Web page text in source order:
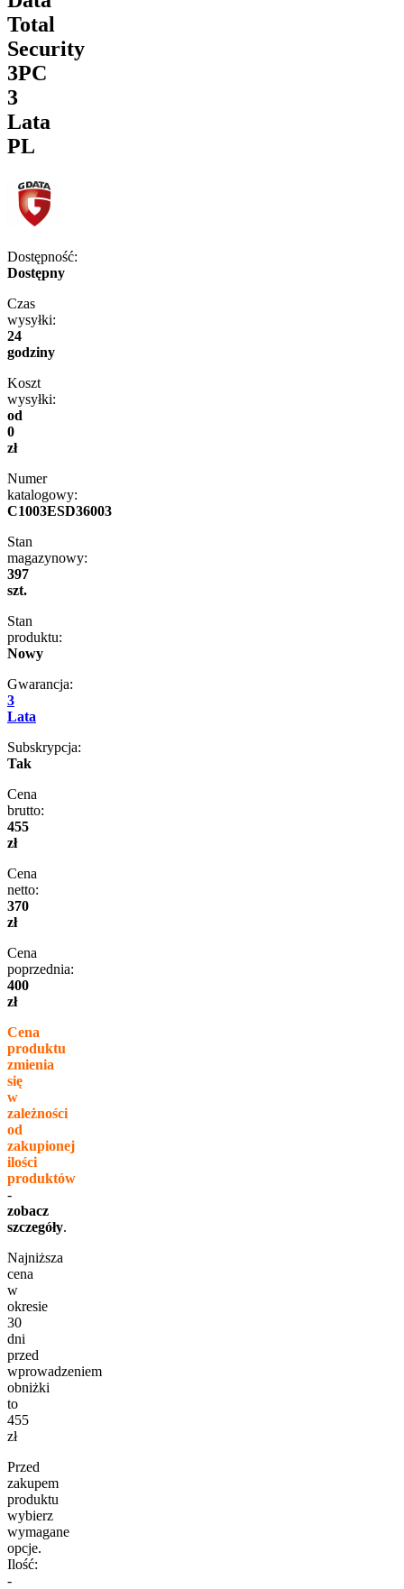
Total
Security
3PC
3
Lata
PL
Dostępność:
Dostępny
Czas
wysyłki:
24
godziny
Koszt
wysyłki:
od
0
zł
Numer
katalogowy:
C1003ESD36003
Stan
magazynowy:
397
szt.
Stan
produktu:
Nowy
Gwarancja:
3
Lata
Subskrypcja:
Tak
Cena
brutto:
455
zł
Cena
netto:
370
zł
Cena
poprzednia:
400
zł
Cena
produktu
zmienia
się
w
zależności
od
zakupionej
ilości
produktów
-
zobacz
szczegóły.
Najniższa
cena
w
okresie
30
dni
przed
wprowadzeniem
obniżki
to
455
zł
Przed
zakupem
produktu
wybierz
wymagane
opcje.
Ilość:
-